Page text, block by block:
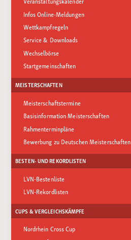
Infos Online-Meldungen
Wettkampfregeln
Service & Downloads
Wechselbörse
Startgemeinschaften
MEISTERSCHAFTEN
Meisterschaftstermine
Basisinformation Meisterschaften
Rahmenterminpläne
Bewerbung zu Deutschen Meisterschaften
BESTEN- UND REKORDLISTEN
LVN-Bestenliste
LVN-Rekordlisten
CUPS & VERGLEICHSKÄMPFE
Nordrhein Cross Cup